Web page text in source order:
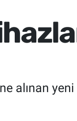
alınan yeni